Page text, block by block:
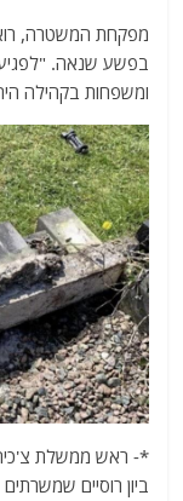
מפקחת המשטרה,
בפשע שנאה.
ומשפחות בקהילה
ביון רוסיים